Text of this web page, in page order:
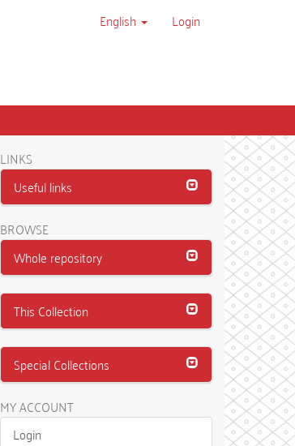
English Login
LINKS
Useful links
BROWSE
Whole repository
This Collection
Special Collections
MY ACCOUNT
Login